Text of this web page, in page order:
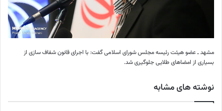
مشهد ـ عضو هیئت رئیسه مجلس شورای اسلامی گفت: با اجرای قانون شفاف سازی از
بسیاری از امضاهای طلایی جلوگیری شد.
نوشته های مشابه